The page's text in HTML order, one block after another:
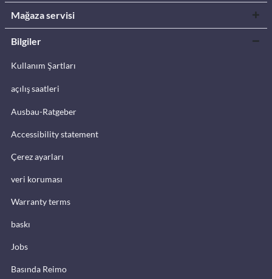
Mağaza servisi
Bilgiler
Kullanım Şartları
açılış saatleri
Ausbau-Ratgeber
Accessibility statement
Çerez ayarları
veri koruması
Warranty terms
baskı
Jobs
Basında Reimo